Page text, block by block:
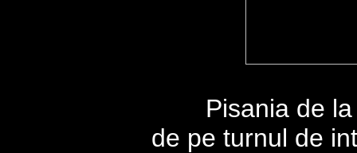
Pisania de
de pe turnul de